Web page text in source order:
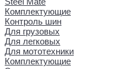
Комплектующие
Контроль шин
Для грузовых
Для легковых
Для мототехники
Комплектующие